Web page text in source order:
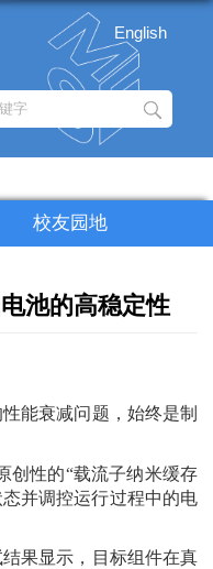
English
校友园地
池的高稳定性
能衰减问题，始终是制
创性的“载流子纳米缓存
并调控运行过程中的电
果显示，目标组件在真